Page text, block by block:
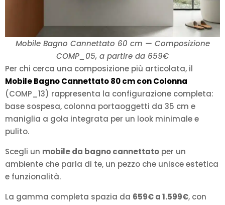
Mobile Bagno Cannettato 60 cm — Composizione
COMP_05, a partire da 659€
Per chi cerca una composizione più articolata, il
Mobile Bagno Cannettato 80 cm con Colonna
(COMP_13) rappresenta la configurazione completa:
base sospesa, colonna portaoggetti da 35 cm e
maniglia a gola integrata per un look minimale e
pulito.
Scegli un mobile da bagno cannettato per un
ambiente che parla di te, un pezzo che unisce estetica
e funzionalità.
La gamma completa spazia da 659€ a 1.599€, con